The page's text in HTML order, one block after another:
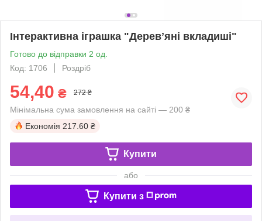
Інтерактивна іграшка "Деревʼяні вкладиші"
Готово до відправки 2 од.
Код: 1706
Роздріб
54,40 ₴ 272 ₴
Мінімальна сума замовлення на сайті — 200 ₴
Економія 217.60 ₴
Купити
або
Купити з